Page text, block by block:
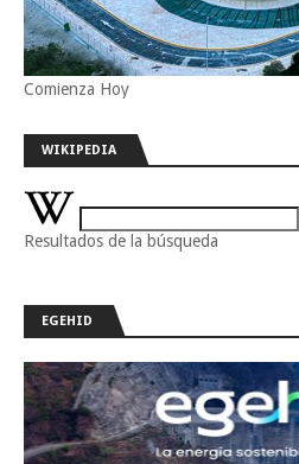
Comienza Hoy
WIKIPEDIA
Resultados de la búsqueda
EGEHID